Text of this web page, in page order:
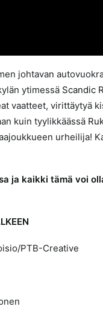
johtavan
ytimessä Scandic
vaatteet, virittäytyä
kuin tyylikkäässä
urheilija!
ja kaikki tämä voi